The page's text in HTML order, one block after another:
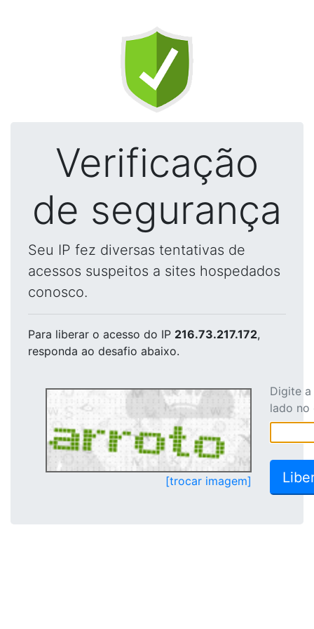
Verificação
de segurança
Seu IP fez diversas tentativas de
acessos suspeitos a sites hospedados
conosco.
Para liberar o acesso do IP 216.73.217.172,
responda ao desafio abaixo.
[trocar imagem]
Digite
lado no